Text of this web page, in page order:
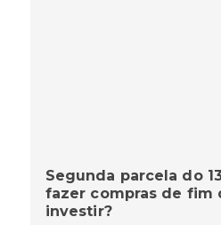
Segunda parcela do
fazer compras de fim
investir?